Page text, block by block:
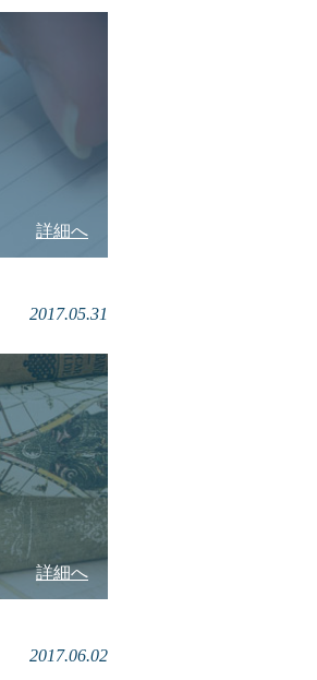
詳細へ
2017.05.31
詳細へ
2017.06.02